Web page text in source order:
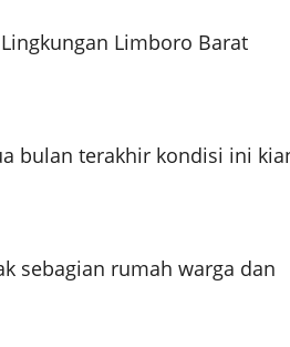
Limboro Barat
bulan terakhir kondisi ini
sebagian rumah warga dan